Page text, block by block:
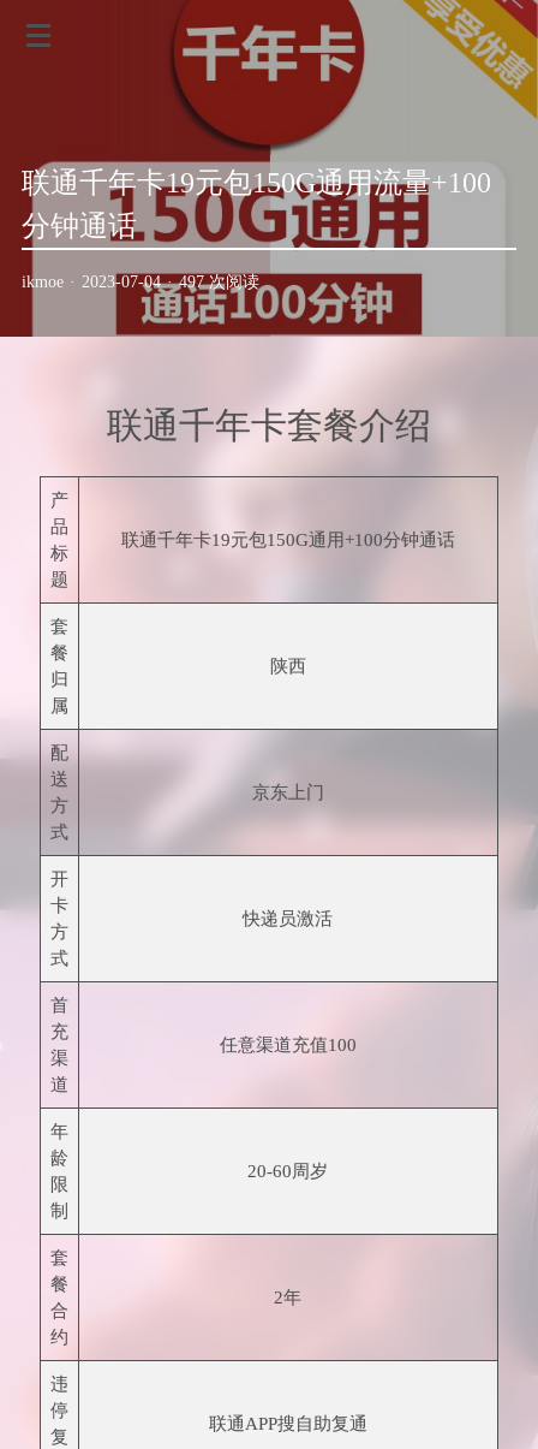
联通千年卡19元包150G通用流量+100
分钟通话
ikmoe · 2023-07-04 · 497 次阅读
联通千年卡套餐介绍
产
品
标
题
联通千年卡19元包150G通用+100分钟通话
套
餐
归
属
陕西
配
送
方
式
京东上门
开
卡
方
式
快递员激活
首
充
渠
道
任意渠道充值100
年
龄
限
制
20-60周岁
套
餐
合
约
2年
违
停
复
联通APP搜自助复通